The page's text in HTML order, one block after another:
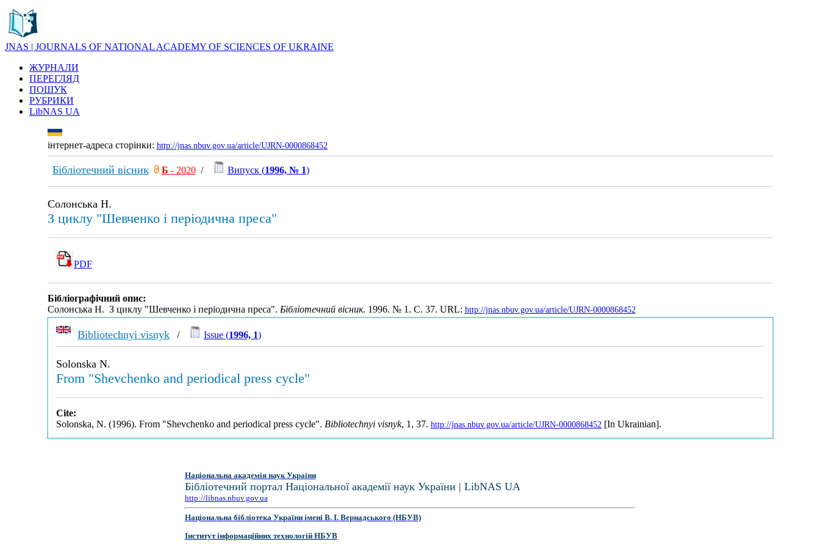
JNAS | JOURNALS OF NATIONAL ACADEMY OF SCIENCES OF UKRAINE
ЖУРНАЛИ
ПЕРЕГЛЯД
ПОШУК
РУБРИКИ
LibNAS UA
інтернет-адреса сторінки: http://jnas.nbuv.gov.ua/article/UJRN-0000868452
Бібліотечний вісник Б - 2020/ Випуск (1996, № 1)
Солонська Н.
З циклу "Шевченко і періодична преса"
PDF
Бібліографічний опис:
Солонська Н. З циклу "Шевченко і періодична преса". Бібліотечний вісник. 1996. № 1. С. 37. URL: http://jnas.nbuv.gov.ua/article/UJRN-0000868452
Bibliotechnyi visnyk/ Issue (1996, 1)
Solonska N.
From "Shevchenko and periodical press cycle"
Cite:
Solonska, N. (1996). From "Shevchenko and periodical press cycle". Bibliotechnyi visnyk, 1, 37. http://jnas.nbuv.gov.ua/article/UJRN-0000868452 [In Ukrainian].
Національна академія наук України
Бібліотечний портал Національної академії наук України | LibNAS UA
http://libnas.nbuv.gov.ua
Національна бібліотека України імені В. І. Вернадського (НБУВ)
Інститут інформаційних технологій НБУВ